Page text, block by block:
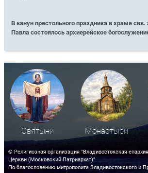
В канун престольного праздника в храме свв.
Павла состоялось архиерейское
Святыни Монастыри
© Религиозная организация "Владивостокская
Церкви (Московский Патриархат)"
По благословению митрополита Владивостокского и